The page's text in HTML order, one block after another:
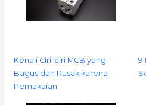
Kenali Ciri-ciri MCB yang
Bagus dan Rusak karena
Pemakaian
9